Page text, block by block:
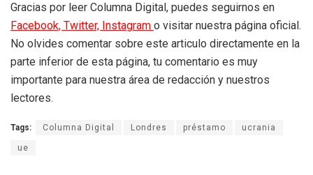
Gracias por leer Columna Digital, puedes seguirnos en
Facebook, Twitter, Instagram o visitar nuestra página oficial.
No olvides comentar sobre este articulo directamente en la
parte inferior de esta página, tu comentario es muy
importante para nuestra área de redacción y nuestros
lectores.
Tags: Columna Digital Londres préstamo ucrania
ue